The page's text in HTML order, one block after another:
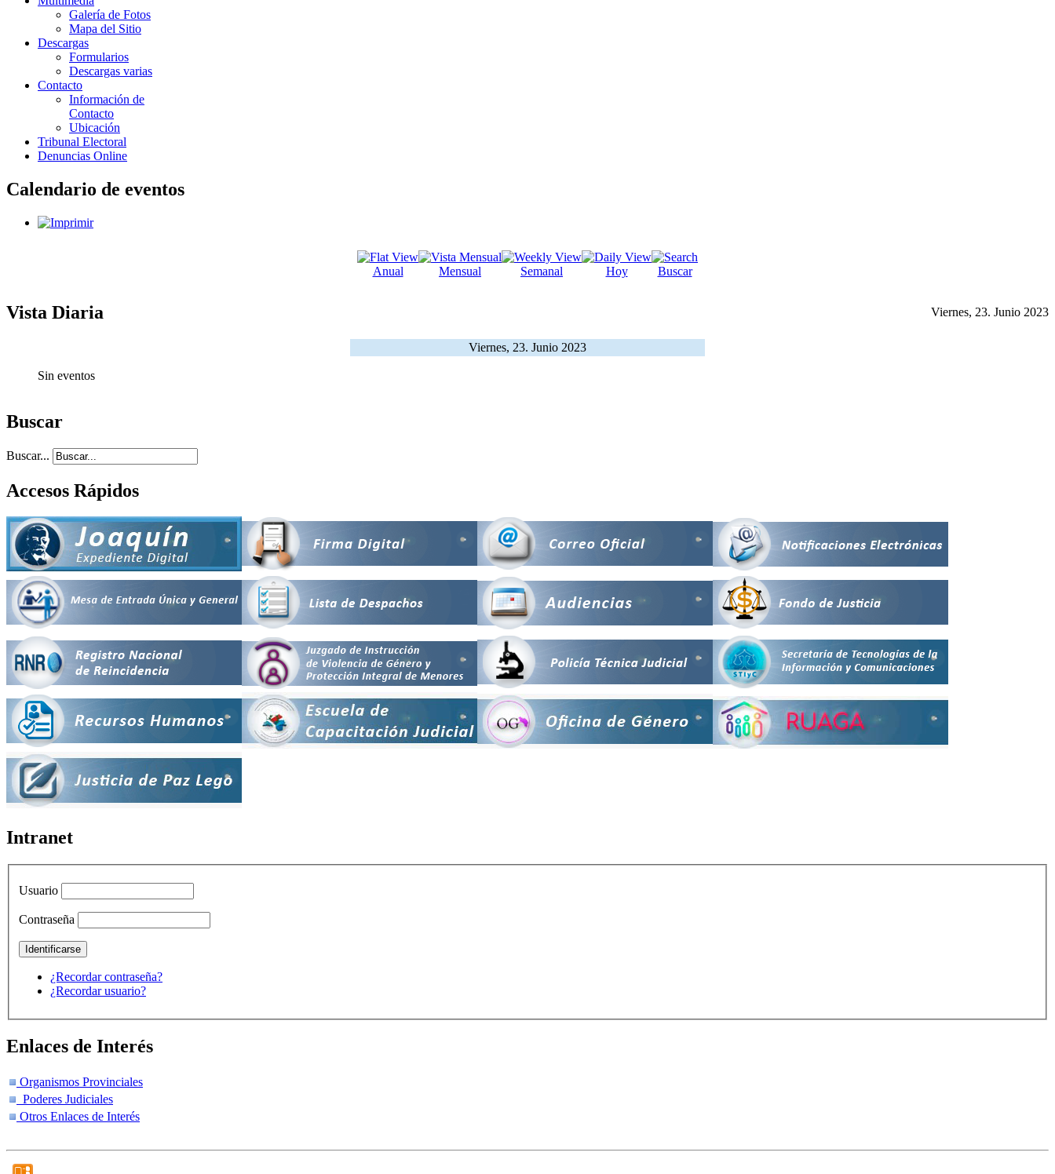
Galería de Fotos
Mapa del Sitio
Descargas
Formularios
Descargas varias
Contacto
Información de
Contacto
Ubicación
Tribunal Electoral
Denuncias Online
Calendario de eventos
Anual Mensual Semanal Hoy Buscar
Vista Diaria Viernes, 23. Junio 2023
Viernes, 23. Junio 2023
Sin eventos
Buscar
Buscar...
Accesos Rápidos
Intranet
Usuario
Contraseña
¿Recordar contraseña?
¿Recordar usuario?
Enlaces de Interés
Organismos Provinciales
Poderes Judiciales
Otros Enlaces de Interés